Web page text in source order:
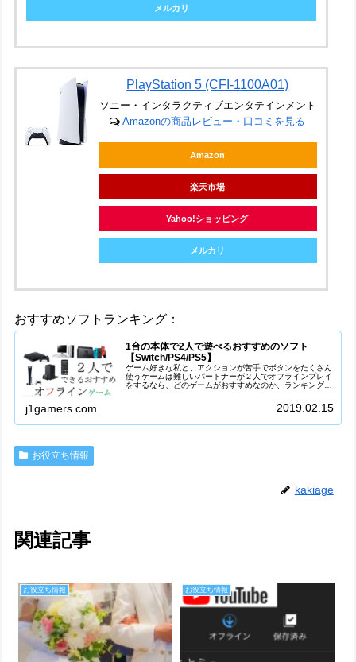
メルカリ
PlayStation 5 (CFI-1100A01)
ソニー・インタラクティブエンタテインメント
Amazonの商品レビュー・口コミを見る
Amazon
楽天市場
Yahoo!ショッピング
メルカリ
おすすめソフトランキング：
1台の本体で2人で遊べるおすすめのソフト
【Switch/PS4/PS5】
ゲーム好きな私と、アクションが苦手でボタンをたくさん
使うゲームは難しいパートナーが２人でオフラインプレイ
をするなら、どのゲームがおすすめなのか、ランキングを
j1gamers.com 2019.02.15
お役立ち情報
kakiage
関連記事
お役立ち情報 お役立ち情報